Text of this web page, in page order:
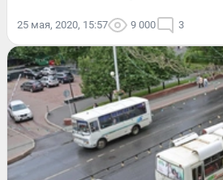
25 мая, 2020, 15:57 9 000 3